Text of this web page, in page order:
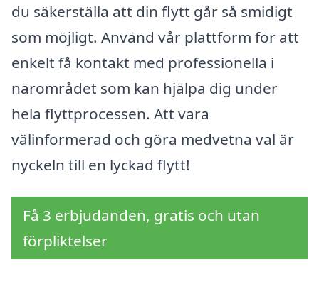
du säkerställa att din flytt går så smidigt
som möjligt. Använd vår plattform för att
enkelt få kontakt med professionella i
närområdet som kan hjälpa dig under
hela flyttprocessen. Att vara
välinformerad och göra medvetna val är
nyckeln till en lyckad flytt!
Få 3 erbjudanden, gratis och utan
förpliktelser